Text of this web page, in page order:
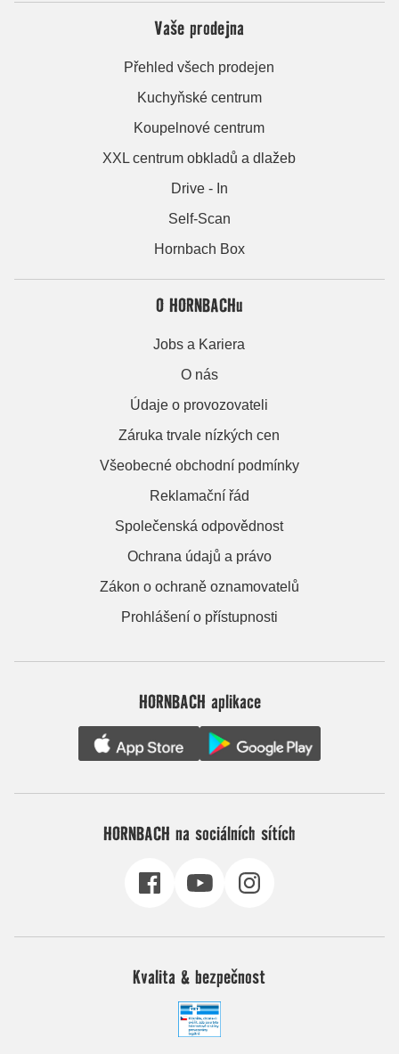
Vaše prodejna
Přehled všech prodejen
Kuchyňské centrum
Koupelnové centrum
XXL centrum obkladů a dlažeb
Drive - In
Self-Scan
Hornbach Box
O HORNBACHu
Jobs a Kariera
O nás
Údaje o provozovateli
Záruka trvale nízkých cen
Všeobecné obchodní podmínky
Reklamační řád
Společenská odpovědnost
Ochrana údajů a právo
Zákon o ochraně oznamovatelů
Prohlášení o přístupnosti
HORNBACH aplikace
HORNBACH na sociálních sítích
Kvalita & bezpečnost